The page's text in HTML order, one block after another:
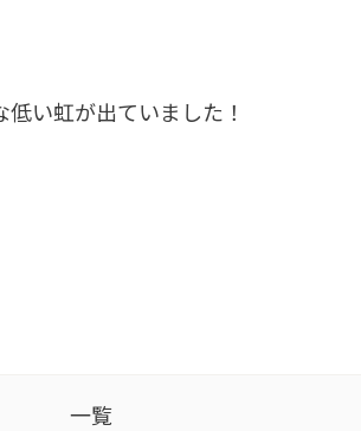
い虹が出ていました！
一覧